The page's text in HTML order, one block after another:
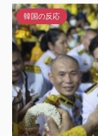
韓国の反応